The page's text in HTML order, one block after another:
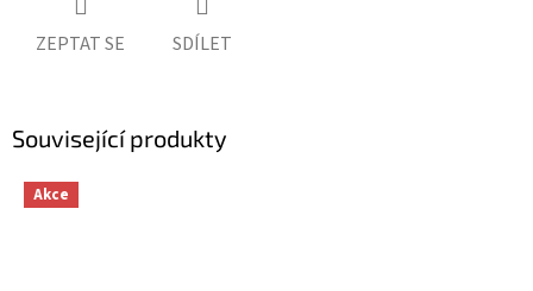
ZEPTAT SE SDÍLET
Související produkty
Akce